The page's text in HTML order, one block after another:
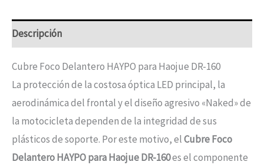
Descripción
Cubre Foco Delantero HAYPO para Haojue DR-160
La protección de la costosa óptica LED principal, la
aerodinámica del frontal y el diseño agresivo «Naked» de
la motocicleta dependen de la integridad de sus
plásticos de soporte. Por este motivo, elCubre Foco
Delantero HAYPO para Haojue DR-160es el componente